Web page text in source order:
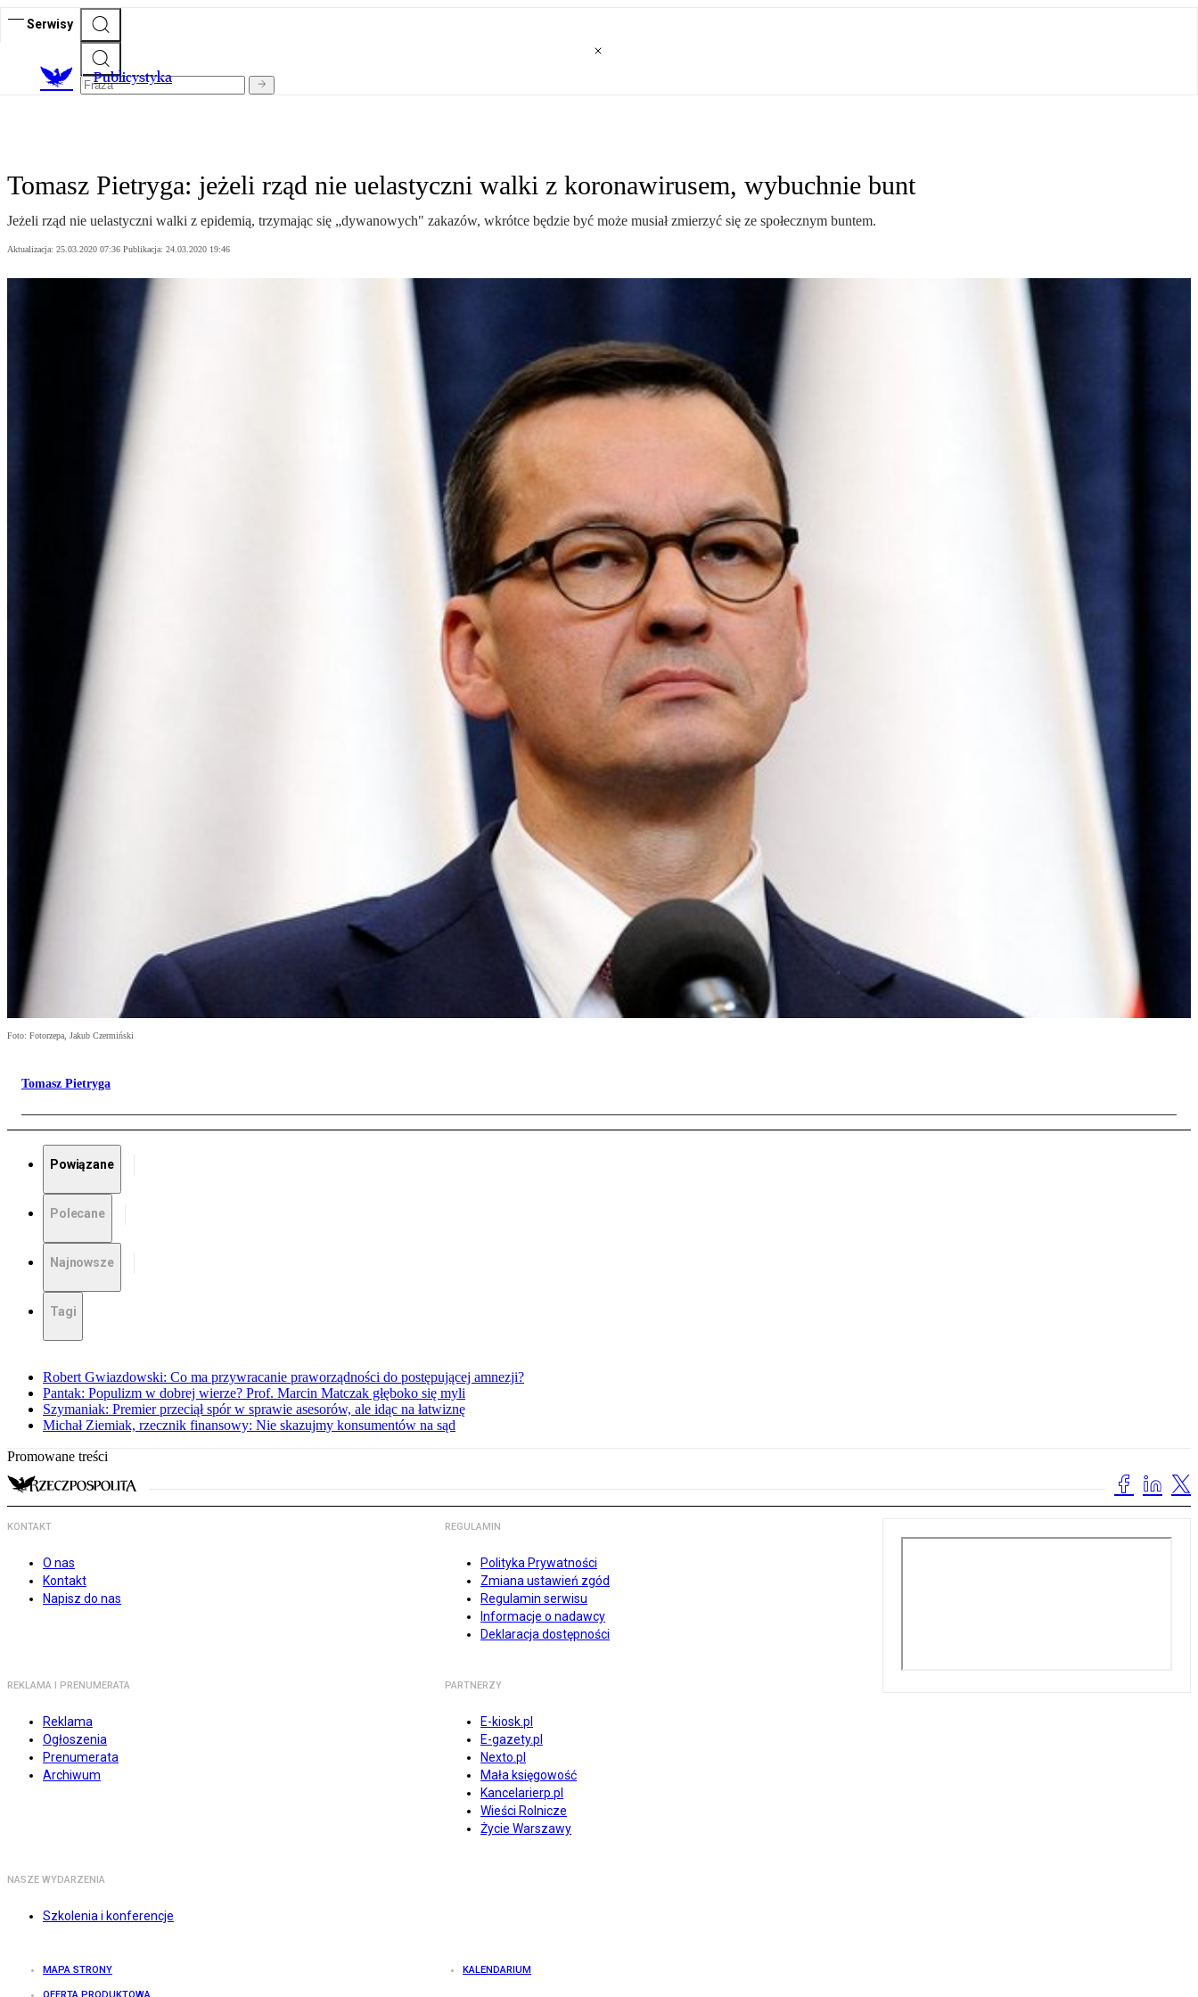
Serwisy
Publicystyka
Tomasz Pietryga: jeżeli rząd nie uelastyczni walki z koronawirusem, wybuchnie bunt
Jeżeli rząd nie uelastyczni walki z epidemią, trzymając się „dywanowych" zakazów, wkrótce będzie być może musiał zmierzyć się ze społecznym buntem.
Aktualizacja: 25.03.2020 07:36 Publikacja: 24.03.2020 19:46
Foto: Fotorzepa, Jakub Czermiński
Tomasz Pietryga
Powiązane
Polecane
Najnowsze
Tagi
Robert Gwiazdowski: Co ma przywracanie praworządności do postępującej amnezji?
Pantak: Populizm w dobrej wierze? Prof. Marcin Matczak głęboko się myli
Szymaniak: Premier przeciął spór w sprawie asesorów, ale idąc na łatwiznę
Michał Ziemiak, rzecznik finansowy: Nie skazujmy konsumentów na sąd
Promowane treści
KONTAKT
O nas
Kontakt
Napisz do nas
REGULAMIN
Polityka Prywatności
Zmiana ustawień zgód
Regulamin serwisu
Informacje o nadawcy
Deklaracja dostępności
REKLAMA I PRENUMERATA
Reklama
Ogłoszenia
Prenumerata
Archiwum
PARTNERZY
E-kiosk.pl
E-gazety.pl
Nexto.pl
Mała księgowość
Kancelarierp.pl
Wieści Rolnicze
Życie Warszawy
NASZE WYDARZENIA
Szkolenia i konferencje
MAPA STRONY KALENDARIUM